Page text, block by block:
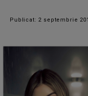
Publicat: 2 septembrie